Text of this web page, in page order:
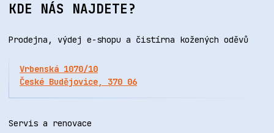
KDE NÁS NAJDETE?
Prodejna, výdej e-shopu a čistírna kožených oděvů
Vrbenská 1070/10
České Budějovice, 370 06
Servis a renovace